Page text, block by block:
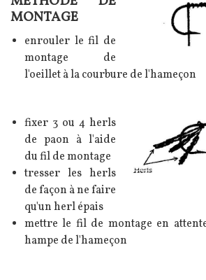
MONTAGE
enrouler le fil de
montage de
l'oeillet à la courbure de l'hameçon
Textefixer 3 ou 4 herls
de paon à l'aide
du fil de montage
tresser les herls
de façon à ne faire
qu'un herl épais
mettre le fil de montage en
hampe de l'hameçon